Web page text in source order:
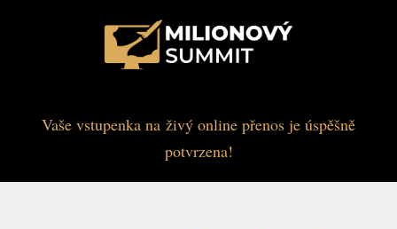
Vaše vstupenka na živý online přenos je úspěšně
potvrzena!